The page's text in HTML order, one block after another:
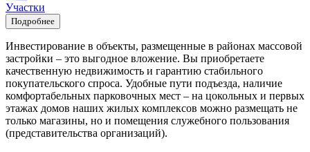
Участки
Подробнее
Инвестирование в объекты, размещенные в районах массовой
застройки – это выгодное вложение. Вы приобретаете
качественную недвижимость и гарантию стабильного
покупательского спроса. Удобные пути подъезда, наличие
комфортабельных парковочных мест – на цокольных и первых
этажах домов наших жилых комплексов можно размещать не
только магазины, но и помещения служебного пользования
(представительства организаций).